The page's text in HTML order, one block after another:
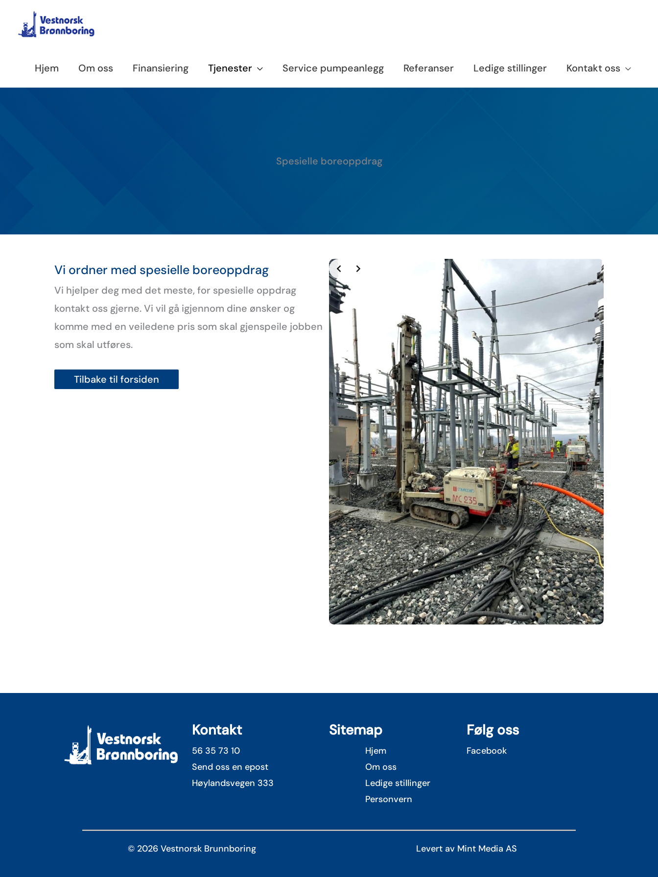
Hjem
Om oss Finansiering Tjenester Service pumpeanlegg Referanser Ledige stillinger Kontakt oss
Spesielle boreoppdrag
Vi ordner med spesielle boreoppdrag
Vi hjelper deg med det meste, for spesielle oppdrag
kontakt oss gjerne. Vi vil gå igjennom dine ønsker og
komme med en veiledene pris som skal gjenspeile jobben
som skal utføres.
Tilbake til forsiden
Kontakt
56 35 73 10
Send oss en epost
Høylandsvegen 333
Sitemap
Hjem
Om oss
Ledige stillinger
Personvern
Følg oss
Facebook
© 2026 Vestnorsk Brunnboring Levert av Mint Media AS